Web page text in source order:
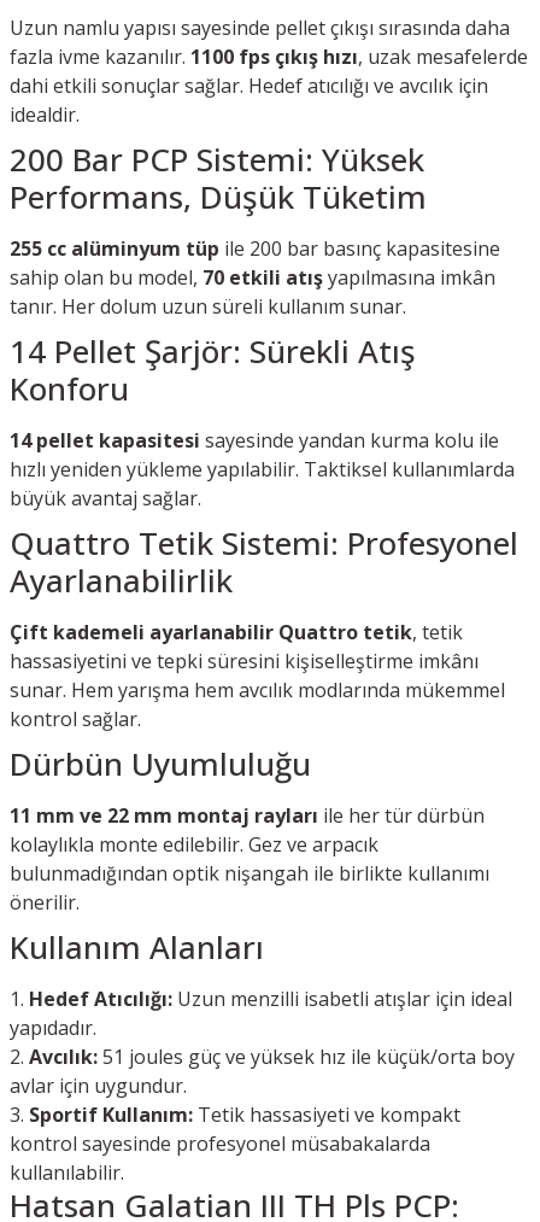
Uzun namlu yapısı sayesinde pellet çıkışı sırasında daha
fazla ivme kazanılır. 1100 fps çıkış hızı, uzak mesafelerde
dahi etkili sonuçlar sağlar. Hedef atıcılığı ve avcılık için
idealdir.
200 Bar PCP Sistemi: Yüksek
Performans, Düşük Tüketim
255 cc alüminyum tüp ile 200 bar basınç kapasitesine
sahip olan bu model, 70 etkili atışyapılmasına imkân
tanır. Her dolum uzun süreli kullanım sunar.
14 Pellet Şarjör: Sürekli Atış
Konforu
14 pellet kapasitesi sayesinde yandan kurma kolu ile
hızlı yeniden yükleme yapılabilir. Taktiksel kullanımlarda
büyük avantaj sağlar.
Quattro Tetik Sistemi: Profesyonel
Ayarlanabilirlik
Çift kademeli ayarlanabilir Quattro tetik, tetik
hassasiyetini ve tepki süresini kişiselleştirme imkânı
sunar. Hem yarışma hem avcılık modlarında mükemmel
kontrol sağlar.
Dürbün Uyumluluğu
11 mm ve 22 mm montaj rayları ile her tür dürbün
kolaylıkla monte edilebilir. Gez ve arpacık
bulunmadığından optik nişangah ile birlikte kullanımı
önerilir.
Kullanım Alanları
Hedef Atıcılığı: Uzun menzilli isabetli atışlar için ideal
yapıdadır.
Avcılık:51 joules güç ve yüksek hız ile küçük/orta boy
avlar için uygundur.
Sportif Kullanım: Tetik hassasiyeti ve kompakt
kontrol sayesinde profesyonel müsabakalarda
kullanılabilir.
Hatsan Galatian III TH Pls PCP: